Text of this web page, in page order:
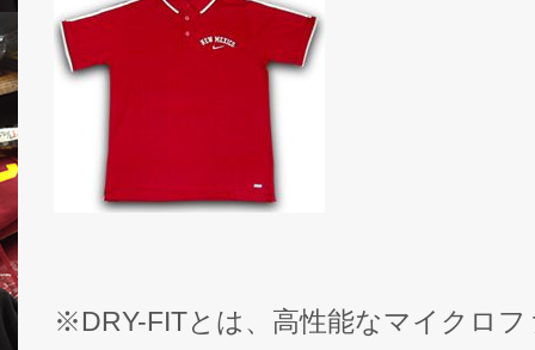
※DRY-FITとは、高性能なマイクロ